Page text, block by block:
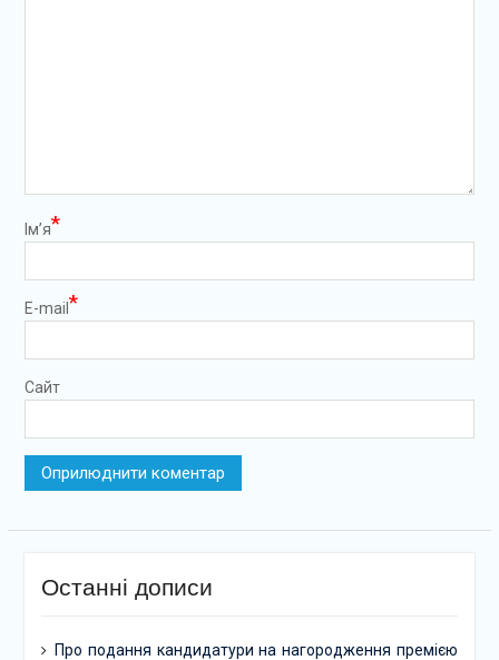
Ім’я*
E-mail *
Сайт
Останні дописи
Про подання кандидатури на нагородження премією